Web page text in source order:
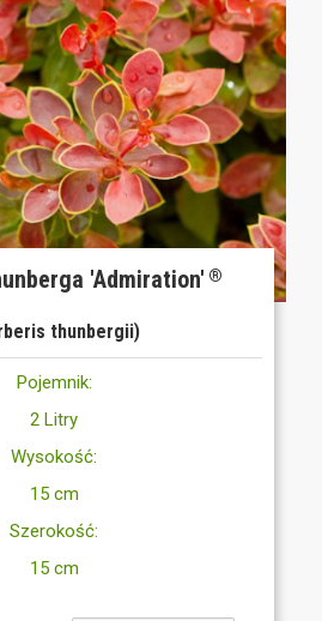
'Admiration' ®
thunbergii)
Pojemnik:
2 Litry
Wysokość:
15 cm
Szerokość:
15 cm